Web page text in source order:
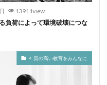
13911view
負荷によって環境破壊につな
4. 質の高い教育をみんなに